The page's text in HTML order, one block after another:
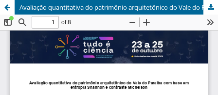
Avaliação quantitativa do patrimônio arquitetônico do Vale do Paraíba com base em entropia Shannon e contraste Michelson